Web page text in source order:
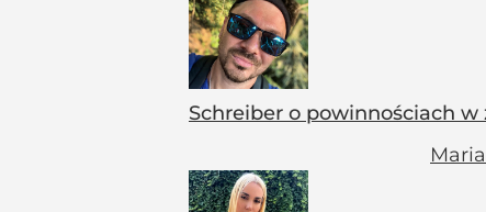
Schreiber o powinnościach w